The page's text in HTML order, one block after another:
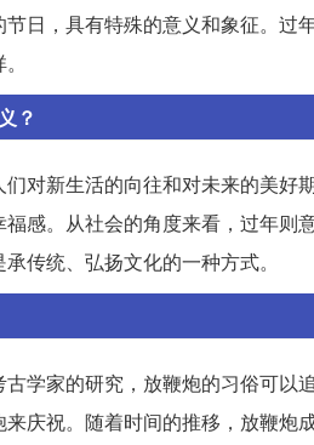
日，具有特殊的意义和象征。过
？
对新生活的向往和对未来的美好
感。从社会的角度来看，过年则
传统、弘扬文化的一种方式。
学家的研究，放鞭炮的习俗可
庆祝。随着时间的推移，放鞭